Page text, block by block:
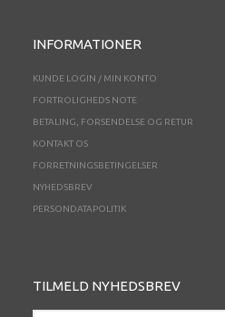
INFORMATIONER
KUNDE LOGIN / MIN KONTO
FORTROLIGHEDS NOTE
BETALING, FORSENDELSE OG RETUR
KONTAKT OS
FORRETNINGSBETINGELSER
NYHEDSBREV
PERSONDATAPOLITIK
TILMELD NYHEDSBREV